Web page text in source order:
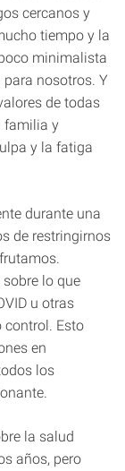
cercanos y
tiempo y la
minimalista
nosotros. Y
de todas
familia y
y la fatiga
durante una
de restringirnos
lo que
u otras
control. Esto
en
los
la salud
años, pero